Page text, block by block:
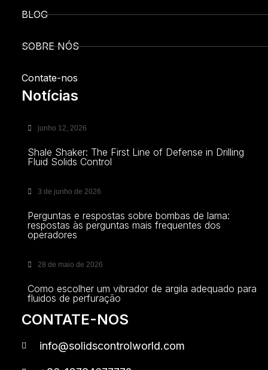
BLOG
SOBRE NÓS
Contate-nos
Notícias
junho 12, 2026
Shale Shaker: The First Line of Defense in Drilling
Fluid Solids Control
3 de junho de 2026
Perguntas e respostas sobre bombas de lama:
respostas às perguntas mais frequentes dos
operadores
28 de maio de 2026
Como escolher um vibrador de argila adequado para
fluidos de perfuração
CONTATE-NOS
info@solidscontrolworld.com